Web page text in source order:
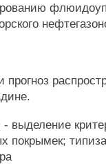
выделение
покрымек;